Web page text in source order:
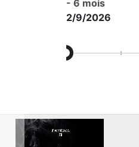
- 6 mois
2/9/2026